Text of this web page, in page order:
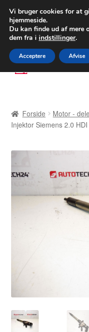
FEDEX
80 82 72
Spring
til
Spring
til
Betalinger
Klage
Klageprocedure
Kontakte
Levering
Om os
Forside Motor -
Injektor Siemens 2.0
Vi bruger cookies for at
hjemmeside.
Du kan finde ud af mere
dem fra i indstillinger.
Acceptere Afvise